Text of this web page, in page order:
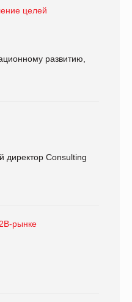
целей
развитию,
директор Consulting
рынке